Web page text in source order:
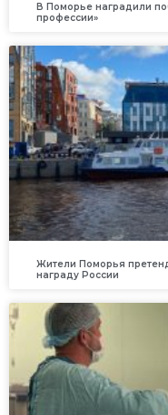
В Поморье наградили
профессии»
Жители Поморья
награду России